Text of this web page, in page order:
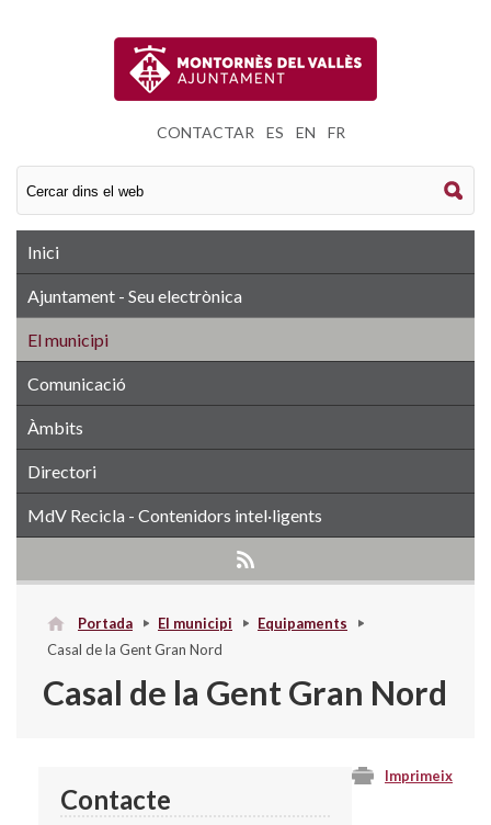
CONTACTAR ES EN FR
Inici
Ajuntament - Seu electrònica
El municipi
Comunicació
Àmbits
Directori
MdV Recicla - Contenidors intel·ligents
Portada El municipi
Equipaments
Casal de la Gent Gran Nord
Casal de la Gent Gran Nord
Imprimeix
Contacte